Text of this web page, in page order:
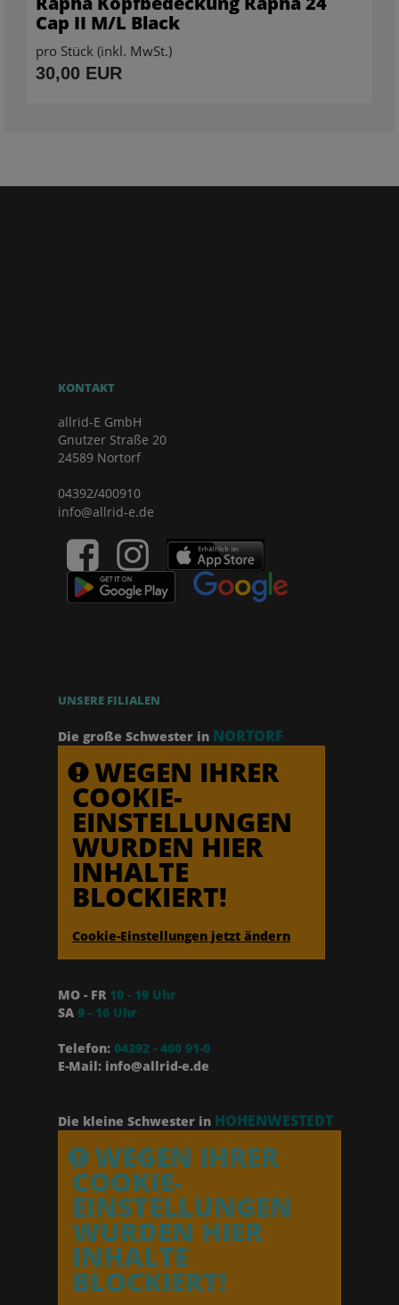
Cap II M/L Black
pro Stück (inkl. MwSt.)
30,00 EUR
KONTAKT
allrid-E GmbH
Gnutzer Straße 20
24589 Nortorf
04392/400910
info@allrid-e.de
UNSERE FILIALEN
Die große Schwester in NORTORF
WEGEN IHRER
COOKIE-
EINSTELLUNGEN
WURDEN HIER
INHALTE
BLOCKIERT!
Cookie-Einstellungen jetzt ändern
MO - FR 10 - 19 Uhr
SA 9 - 16 Uhr
Telefon: 04392 - 400 91-0
E-Mail: info@allrid-e.de
Die kleine Schwester in HOHENWESTEDT
WEGEN IHRER
COOKIE-
EINSTELLUNGEN
WURDEN HIER
INHALTE
BLOCKIERT!